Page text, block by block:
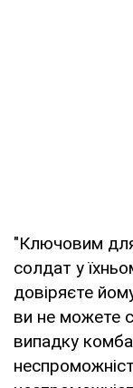
"Ключовим
солдат у
довіряєте
ви не можете
випадку